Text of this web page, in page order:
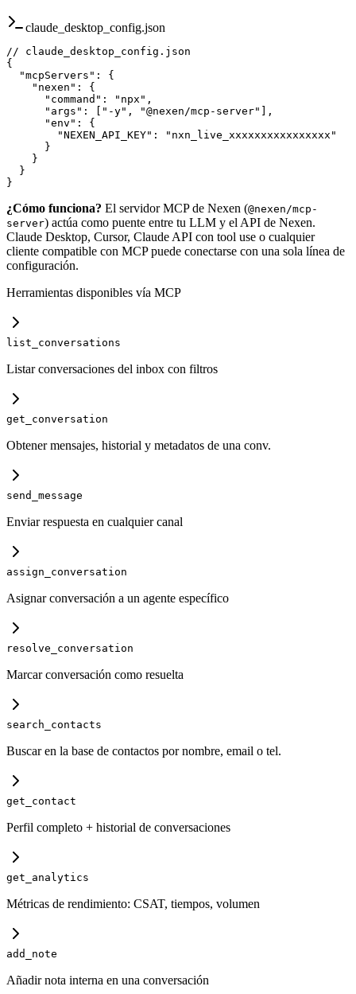
claude_desktop_config.json
// claude_desktop_config.json
{
  "mcpServers": {
    "nexen": {
      "command": "npx",
      "args": ["-y", "@nexen/mcp-server"],
      "env": {
        "NEXEN_API_KEY": "nxn_live_xxxxxxxxxxxxxxxx"
      }
    }
  }
}
¿Cómo funciona? El servidor MCP de Nexen (@nexen/mcp-
server) actúa como puente entre tu LLM y el API de Nexen.
Claude Desktop, Cursor, Claude API con tool use o cualquier
cliente compatible con MCP puede conectarse con una sola línea de
configuración.
Herramientas disponibles vía MCP
list_conversations
Listar conversaciones del inbox con filtros
get_conversation
Obtener mensajes, historial y metadatos de una conv.
send_message
Enviar respuesta en cualquier canal
assign_conversation
Asignar conversación a un agente específico
resolve_conversation
Marcar conversación como resuelta
search_contacts
Buscar en la base de contactos por nombre, email o tel.
get_contact
Perfil completo + historial de conversaciones
get_analytics
Métricas de rendimiento: CSAT, tiempos, volumen
add_note
Añadir nota interna en una conversación